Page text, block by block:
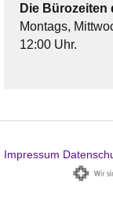
Die
Montags,
12:00 Uhr.
Impressum